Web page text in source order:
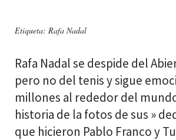
Etiqueta: Rafa Nadal
Rafa Nadal se despide del
pero no del tenis y sigue
millones al rededor del
historia de la fotos de sus »
que hicieron Pablo Franco y